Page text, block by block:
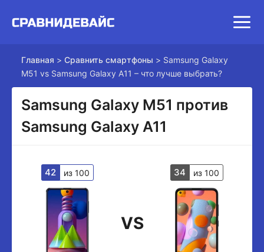
Главная > Сравнить смартфоны > Samsung Galaxy
M51 vs Samsung Galaxy A11 – что лучше выбрать?
Samsung Galaxy M51 против
Samsung Galaxy A11
42 из 100
VS
34 из 100